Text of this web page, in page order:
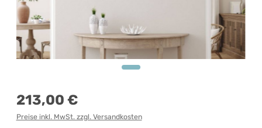
Regulärer Preis:
213,00 €
Preise inkl. MwSt. zzgl. Versandkosten